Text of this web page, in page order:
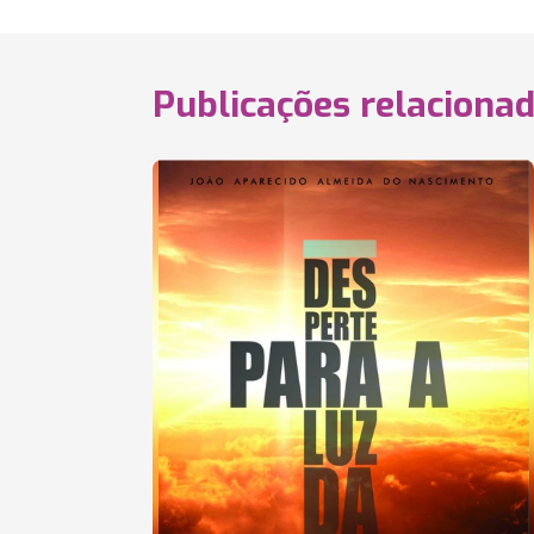
Publicações